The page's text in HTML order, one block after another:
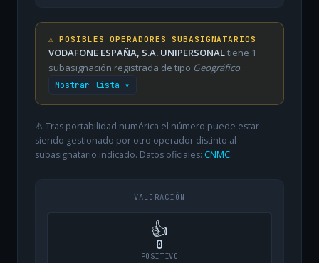
⚠️ POSIBLES OPERADORES SUBASIGNATARIOS
VODAFONE ESPAÑA, S.A. UNIPERSONALtiene 1
subasignación registrada de tipo Geográfico.
Mostrar lista ▾
⚠️ Tras portabilidad numérica el número puede estar
siendo gestionado por otro operador distinto al
subasignatario indicado. Datos oficiales: CNMC.
VALORACIÓN
👍
0
POSITIVO